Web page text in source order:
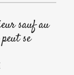
sauf au
se